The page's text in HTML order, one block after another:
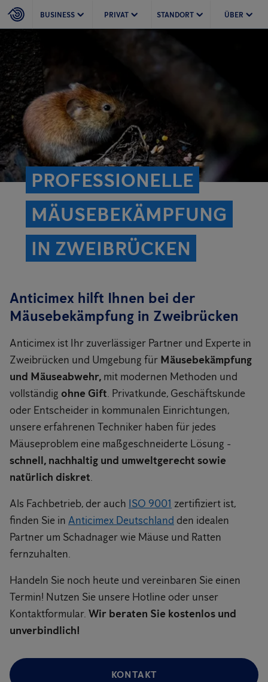
BUSINESS PRIVAT STANDORT ÜBER
PROFESSIONELLE
MÄUSEBEKÄMPFUNG
IN ZWEIBRÜCKEN
Anticimex hilft Ihnen bei der
Mäusebekämpfung in Zweibrücken
Anticimex ist Ihr zuverlässiger Partner und Experte in
Zweibrücken und Umgebung für Mäusebekämpfung
und Mäuseabwehr, mit modernen Methoden und
vollständig ohne Gift. Privatkunde, Geschäftskunde
oder Entscheider in kommunalen Einrichtungen,
unsere erfahrenen Techniker haben für jedes
Mäuseproblem eine maßgeschneiderte Lösung -
schnell, nachhaltig und umweltgerecht sowie
natürlich diskret.
Als Fachbetrieb, der auch ISO 9001 zertifiziert ist,
finden Sie in Anticimex Deutschland den idealen
Partner um Schadnager wie Mäuse und Ratten
fernzuhalten.
Handeln Sie noch heute und vereinbaren Sie einen
Termin! Nutzen Sie unsere Hotline oder unser
Kontaktformular. Wir beraten Sie kostenlos und
unverbindlich!
KONTAKT